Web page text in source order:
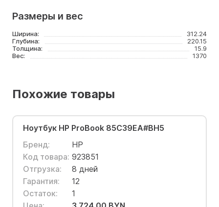
Размеры и вес
Ширина:
312.24
Глубина:
220.15
Толщина:
15.9
Вес:
1370
Похожие товары
Ноутбук HP ProBook 85C39EA#BH5
Бренд:
HP
Код товара: 923851
Отгрузка:
8 дней
Гарантия:
12
Остаток:
1